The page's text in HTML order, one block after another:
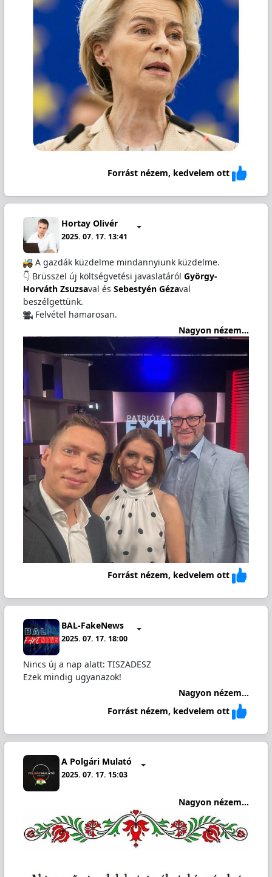
Forrást nézem, kedvelem ott
Hortay Olivér
2025. 07. 17. 13:41
A gazdák küzdelme mindannyiunk küzdelme.
👇 Brüsszel új költségvetési javaslatáról György-
Horváth Zsuzsaval és Sebestyén Gézaval
beszélgettünk.
Felvétel hamarosan.
Nagyon nézem...
Forrást nézem, kedvelem ott
BAL-FakeNews
2025. 07. 17. 18:00
Nincs új a nap alatt: TISZADESZ
Ezek mindig ugyanazok!
Nagyon nézem...
Forrást nézem, kedvelem ott
A Polgári Mulató
2025. 07. 17. 15:03
Nagyon nézem...